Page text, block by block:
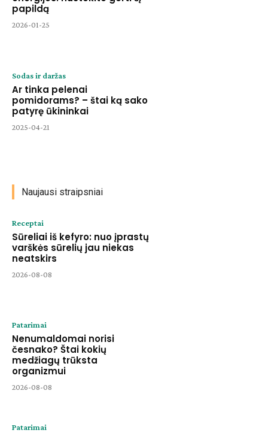
papildą
2026-01-25
Sodas ir daržas
Ar tinka pelenai
pomidorams? – štai ką sako
patyrę ūkininkai
2025-04-21
Naujausi straipsniai
Receptai
Sūreliai iš kefyro: nuo įprastų
varškės sūrelių jau niekas
neatskirs
2026-08-08
Patarimai
Nenumaldomai norisi
česnako? Štai kokių
medžiagų trūksta
organizmui
2026-08-08
Patarimai